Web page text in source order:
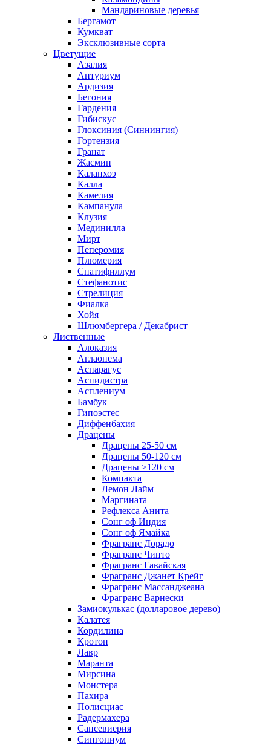
Мандариновые деревья
Бергамот
Кумкват
Эксклюзивные сорта
Цветущие
Азалия
Антуриум
Ардизия
Бегония
Гардения
Гибискус
Глоксиния (Синнингия)
Гортензия
Гранат
Жасмин
Каланхоэ
Калла
Камелия
Кампанула
Клузия
Мединилла
Мирт
Пеперомия
Плюмерия
Спатифиллум
Стефанотис
Стрелиция
Фиалка
Хойя
Шлюмбергера / Декабрист
Лиственные
Алоказия
Аглаонема
Аспарагус
Аспидистра
Асплениум
Бамбук
Гипоэстес
Диффенбахия
Драцены
Драцены 25-50 см
Драцены 50-120 см
Драцены >120 см
Компакта
Лемон Лайм
Маргината
Рефлекса Анита
Сонг оф Индия
Сонг оф Ямайка
Фрагранс Дорадо
Фрагранс Чинто
Фрагранс Гавайская
Фрагранс Джанет Крейг
Фрагранс Массанджеана
Фрагранс Варнески
Замиокулькас (долларовое дерево)
Калатея
Кордилина
Кротон
Лавр
Маранта
Мирсина
Монстера
Пахира
Полисциас
Радермахера
Сансевиерия
Сингониум